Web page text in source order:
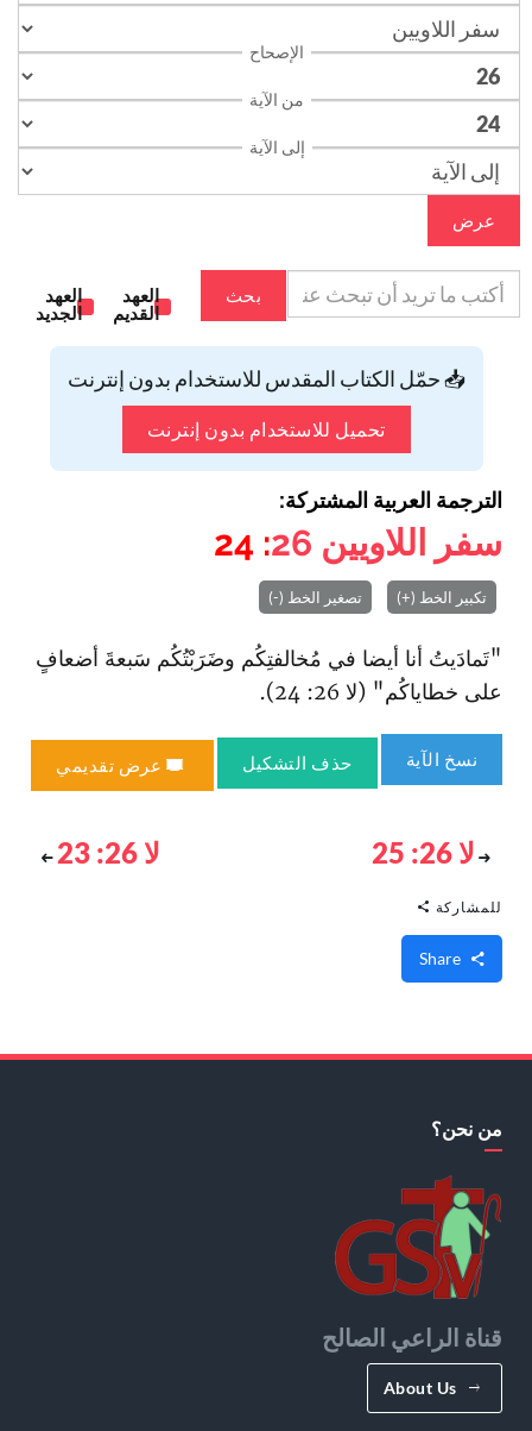
الإصحاح
من الآية
إلى الآية
عرض
بحث
العهد
القديم
العهد
الجديد
📥 حمّل الكتاب المقدس للاستخدام بدون إنترنت
تحميل للاستخدام بدون إنترنت
الترجمة العربية المشتركة:
سفر اللاويين 26
: 24
تكبير الخط (+) تصغير الخط (-)
"تَمادَيتُ أنا أيضا في مُخالفتِكُم وضَرَبْتُكُم سَبعةَ أضعافٍ
على خطاياكُم" (لا 26: 24).
نسخ الآية حذف التشكيل عرض تقديمي
لا 26: 25 لا 26: 23
للمشاركة
من نحن؟
قناة الراعي الصالح
About Us